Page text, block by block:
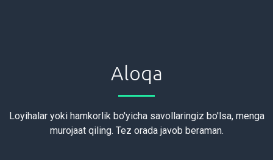
Aloqa
Loyihalar yoki hamkorlik bo'yicha savollaringiz bo'lsa, menga
murojaat qiling. Tez orada javob beraman.